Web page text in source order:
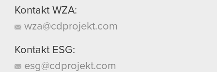
Kontakt WZA:
wza@cdprojekt.com
Kontakt ESG:
esg@cdprojekt.com